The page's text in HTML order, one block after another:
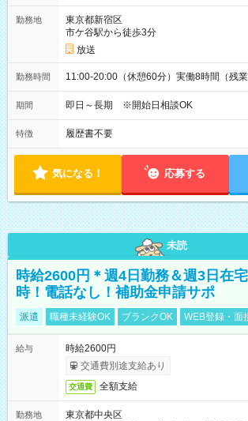
勤務地
東京都新宿区
市ケ谷駅から徒歩3分
放送
勤務時間 11:00-20:00（休憩60分）実働8時間（残業
期間 即日～長期 ※開始日相談OK
特徴 履歴書不要
気になる！ 応募する
未読
時給2600円＊週4日勤務＆週3日在
時！電話なし！補助金申請サポ
派遣 職種未経験OK ブランクOK WEB登録・面
給与
時給2600円
交通費別途支給あり
交通費 全額支給
勤務地
東京都中央区